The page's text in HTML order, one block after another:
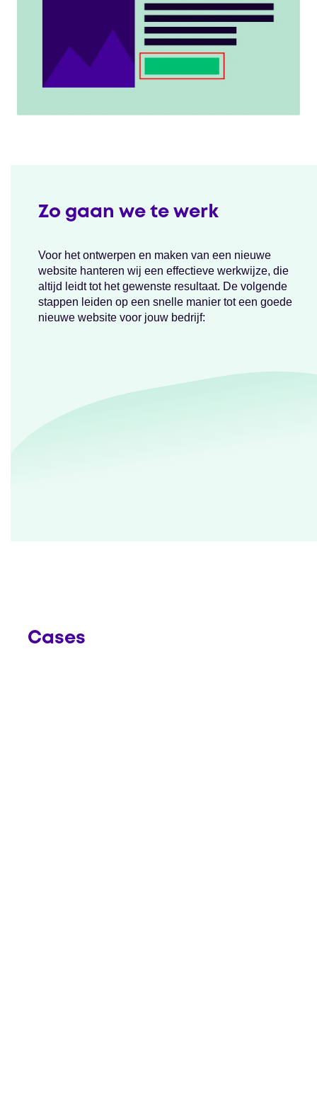
Zo gaan we te werk
Voor het ontwerpen en maken van een nieuwe
website hanteren wij een effectieve werkwijze, die
altijd leidt tot het gewenste resultaat. De volgende
stappen leiden op een snelle manier tot een goede
nieuwe website voor jouw bedrijf:
Cases